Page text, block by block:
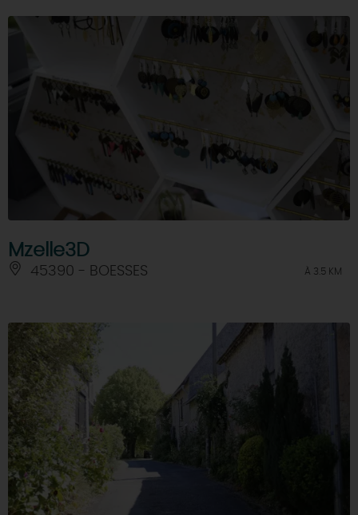
Mzelle3D
45390 - BOESSES À 3.5 KM